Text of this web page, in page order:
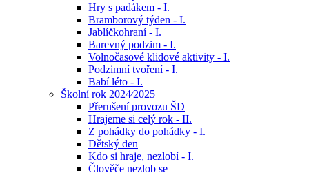
Hry s padákem - I.
Bramborový týden - I.
Jablíčkohraní - I.
Barevný podzim - I.
Volnočasové klidové aktivity - I.
Podzimní tvoření - I.
Babí léto - I.
Školní rok 2024⁄2025
Přerušení provozu ŠD
Hrajeme si celý rok - II.
Z pohádky do pohádky - I.
Dětský den
Kdo si hraje, nezlobí - I.
Člověče nezlob se